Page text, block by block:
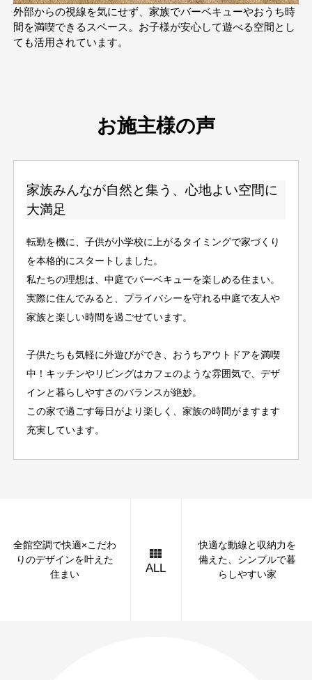
外部からの視線を気にせず、家族でバーベキューやおうち時
間を満喫できるスペース。お子様が安心して遊べる空間とし
ても活用されています。
お施主様の声
家族みんなが自然と集う、心地よい空間に
大満足
転勤を機に、子供が小学校に上がるタイミングで家づくり
を本格的にスタートしました。
私たちの理想は、中庭でバーベキューを楽しめる住まい。
実際に住んでみると、プライバシーを守れる中庭で友人や
家族と楽しい時間を過ごせています。
子供たちも気軽に外遊びができ、おうちアウトドアを満喫
中！キッチンやリビングはカフェのような雰囲気で、デザ
インと暮らしやすさのバランスが絶妙。
この家で過ごす毎日がより楽しく、家族の時間がますます
充実しています。
全館空調で快適×こだわ
りのデザインを叶えた
住まい
ALL
快適な動線と収納力を
備えた、シンプルで暮
らしやすい家